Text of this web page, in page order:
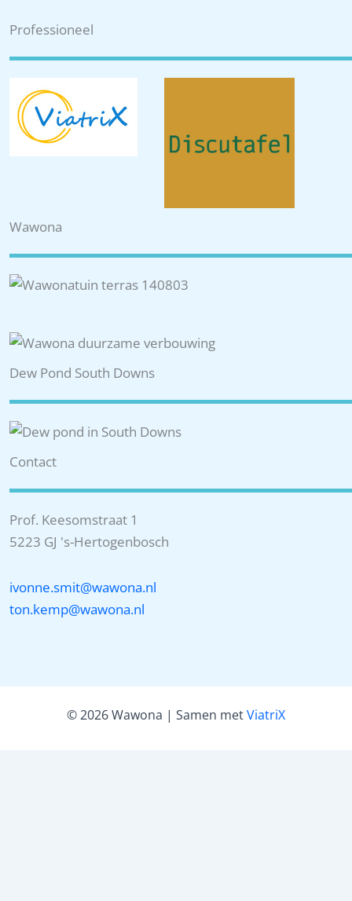
:
Professioneel
Wawona
Dew Pond South Downs
Contact
Prof. Keesomstraat 1
5223 GJ 's-Hertogenbosch
ivonne.smit@wawona.nl
ton.kemp@wawona.nl
© 2026 Wawona | Samen metViatriX